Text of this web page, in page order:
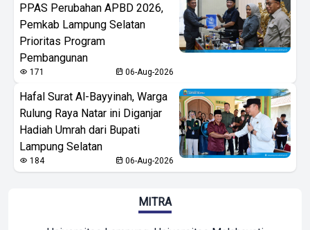
PPAS Perubahan APBD 2026,
Pemkab Lampung Selatan
Prioritas Program
Pembangunan
171 06-Aug-2026
Hafal Surat Al-Bayyinah, Warga
Rulung Raya Natar ini Diganjar
Hadiah Umrah dari Bupati
Lampung Selatan
184 06-Aug-2026
MITRA